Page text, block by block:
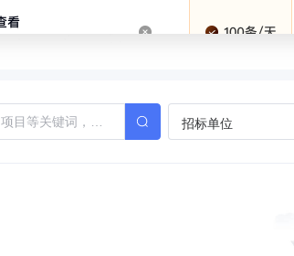
招标单位